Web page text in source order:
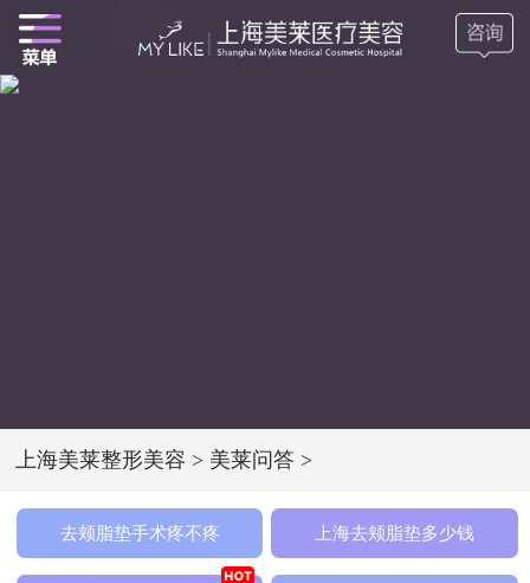
上海美莱整形美容 > 美莱问答 >
去颊脂垫手术疼不疼 上海去颊脂垫多少钱